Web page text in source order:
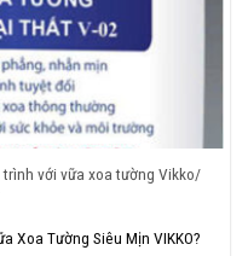
với vữa xoa tường Vikko/
Xoa Tường Siêu Mịn VIKKO?